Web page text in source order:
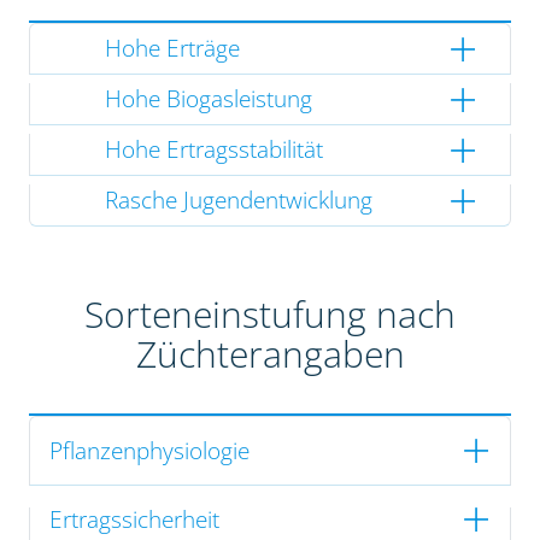
Hohe Erträge
Hohe Biogasleistung
Hohe Ertragsstabilität
Rasche Jugendentwicklung
Sorteneinstufung nach
Züchterangaben
Pflanzenphysiologie
Ertragssicherheit